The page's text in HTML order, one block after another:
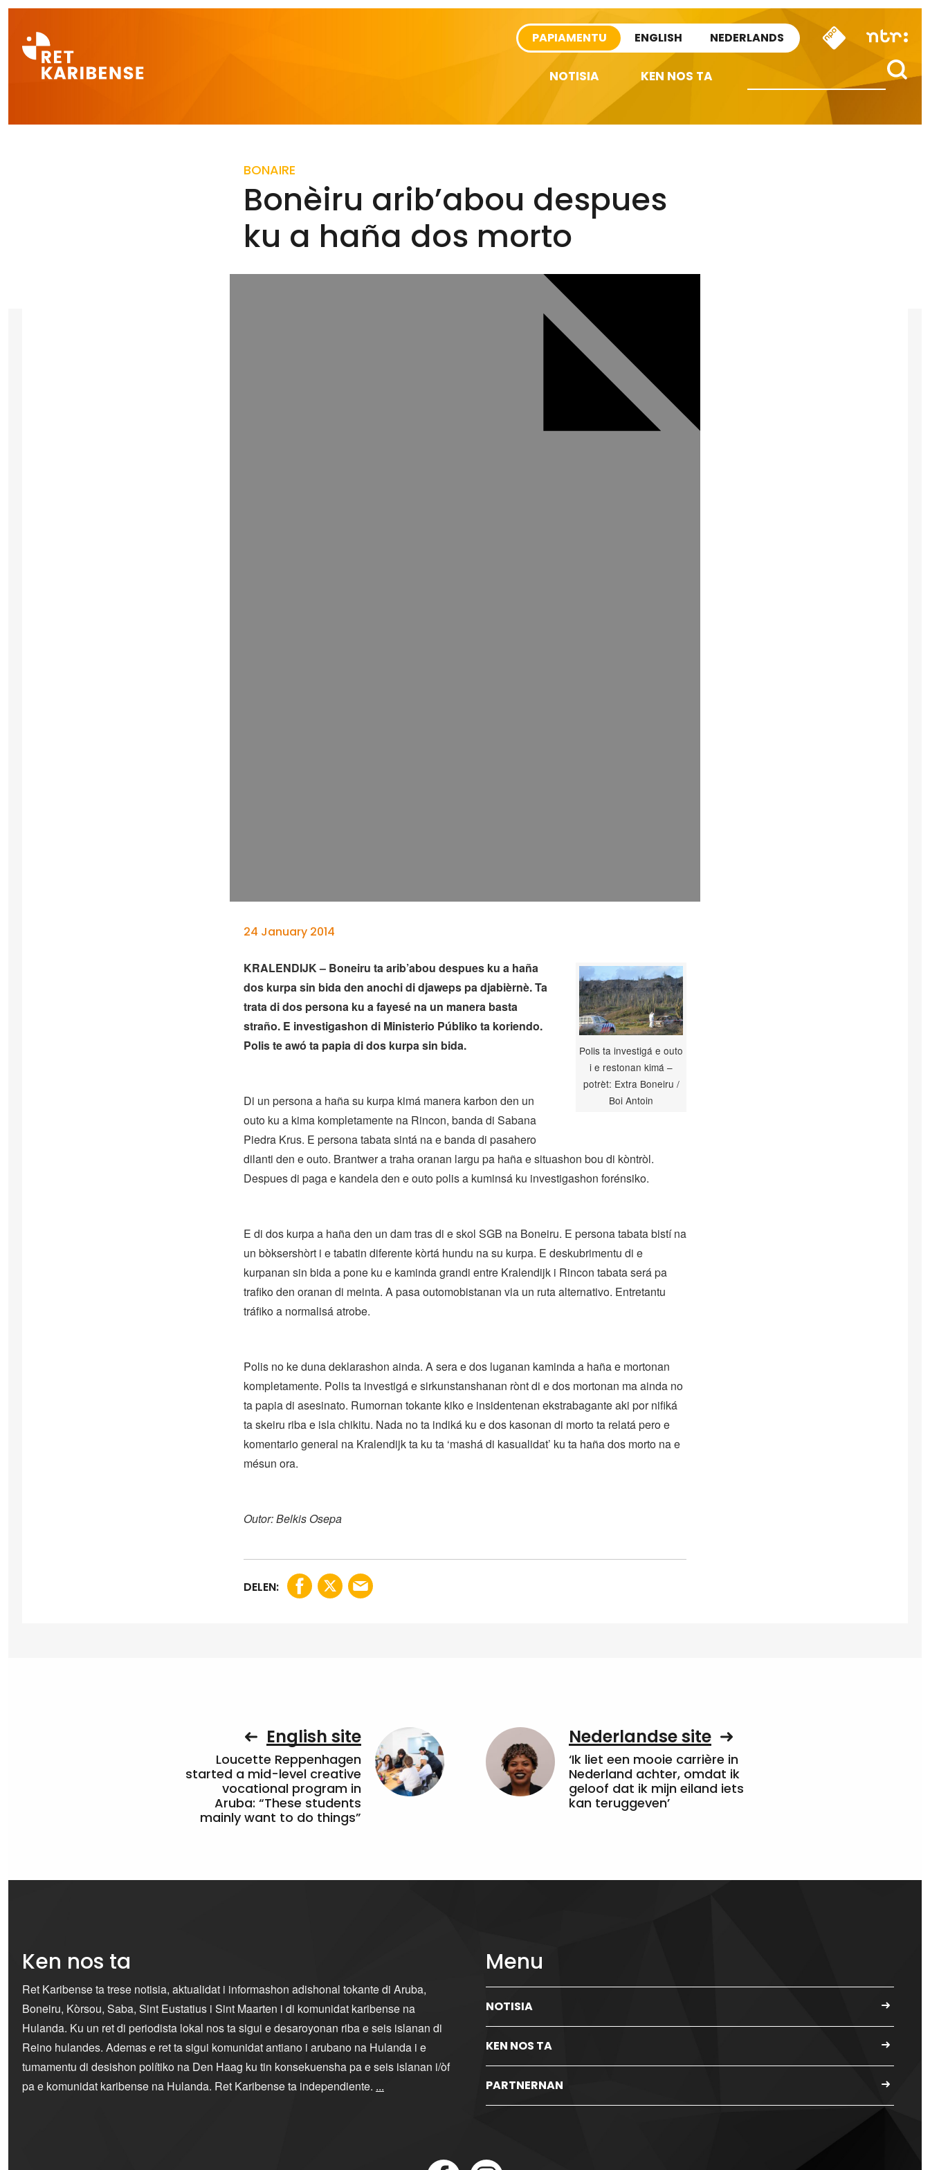
PAPIAMENTU ENGLISH NEDERLANDS
NOTISIA KEN NOS TA
BONAIRE
Bonèiru arib’abou despues
ku a haña dos morto
24 January 2014
Polis ta investigá e outo
i e restonan kimá –
potrèt: Extra Boneiru /
Boi Antoin
KRALENDIJK – Boneiru ta arib’abou despues ku a haña
dos kurpa sin bida den anochi di djaweps pa djabièrnè. Ta
trata di dos persona ku a fayesé na un manera basta
straño. E investigashon di Ministerio Públiko ta koriendo.
Polis te awó ta papia di dos kurpa sin bida.
Di un persona a haña su kurpa kimá manera karbon den un
outo ku a kima kompletamente na Rincon, banda di Sabana
Piedra Krus. E persona tabata sintá na e banda di pasahero
dilanti den e outo. Brantwer a traha oranan largu pa haña e situashon bou di kòntròl.
Despues di paga e kandela den e outo polis a kuminsá ku investigashon forénsiko.
E di dos kurpa a haña den un dam tras di e skol SGB na Boneiru. E persona tabata bistí na
un bòksershòrt i e tabatin diferente kòrtá hundu na su kurpa. E deskubrimentu di e
kurpanan sin bida a pone ku e kaminda grandi entre Kralendijk i Rincon tabata será pa
trafiko den oranan di meinta. A pasa outomobistanan via un ruta alternativo. Entretantu
tráfiko a normalisá atrobe.
Polis no ke duna deklarashon ainda. A sera e dos luganan kaminda a haña e mortonan
kompletamente. Polis ta investigá e sirkunstanshanan rònt di e dos mortonan ma ainda no
ta papia di asesinato. Rumornan tokante kiko e insidentenan ekstrabagante aki por nifiká
ta skeiru riba e isla chikitu. Nada no ta indiká ku e dos kasonan di morto ta relatá pero e
komentario general na Kralendijk ta ku ta ‘mashá di kasualidat’ ku ta haña dos morto na e
mésun ora.
Outor: Belkis Osepa
DELEN:
English site
Loucette Reppenhagen
started a mid-level creative
vocational program in
Aruba: “These students
mainly want to do things”
Nederlandse site
‘Ik liet een mooie carrière in
Nederland achter, omdat ik
geloof dat ik mijn eiland iets
kan teruggeven’
Ken nos ta
Ret Karibense ta trese notisia, aktualidat i informashon adishonal tokante di Aruba,
Boneiru, Kòrsou, Saba, Sint Eustatius i Sint Maarten i di komunidat karibense na
Hulanda. Ku un ret di periodista lokal nos ta sigui e desaroyonan riba e seis islanan di
Reino hulandes. Ademas e ret ta sigui komunidat antiano i arubano na Hulanda i e
tumamentu di desishon polítiko na Den Haag ku tin konsekuensha pa e seis islanan i/òf
pa e komunidat karibense na Hulanda. Ret Karibense ta independiente. ...
Menu
NOTISIA
KEN NOS TA
PARTNERNAN